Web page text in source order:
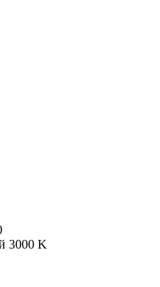
3000 K